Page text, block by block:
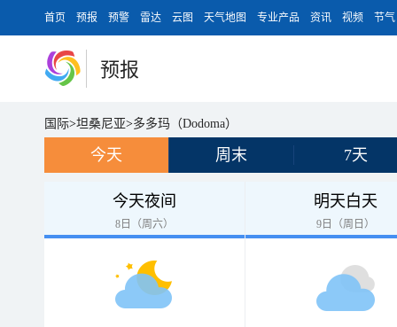
首页 预报 预警 雷达 云图 天气地图 专业产品 资讯 视频 节气
预报
国际>坦桑尼亚>多多玛（Dodoma）
今天 周末 7天
今天夜间
8日（周六）
明天白天
9日（周日）